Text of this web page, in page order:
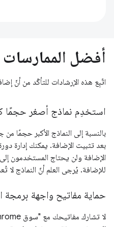
أفضل الممارسات
اتّبِع هذه الإرشادات للتأكّد من أنّ
استخدِم نماذج أصغر حجمًا
بالنسبة إلى النماذج الأكبر حجمًا
بعد تثبيت الإضافة. يمكنك إدارة
الإضافة ولن يحتاج المستخدمون
للإضافة. يُرجى العلم أنّ النماذج لا
حماية مفاتيح واجهة برمجة